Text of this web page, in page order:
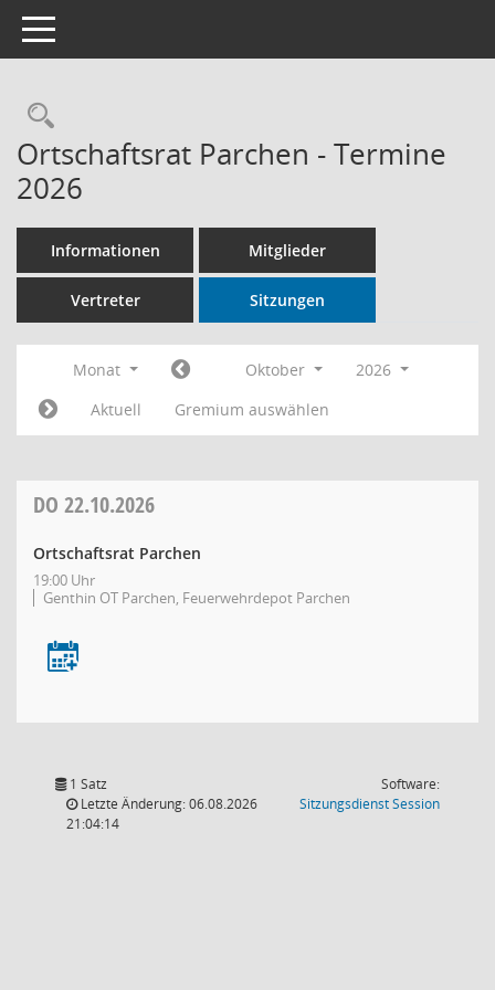
Toggle navigation
Rechercheauswahl
Ortschaftsrat Parchen - Termine
2026
Informationen Mitglieder
Vertreter Sitzungen
Monat Oktober
2026
Aktuell
Gremium auswählen
DO 22.10.2026
Ortschaftsrat Parchen
19:00 Uhr
Genthin OT Parchen, Feuerwehrdepot Parchen
1 Satz
Letzte Änderung: 06.08.2026
21:04:14
Software:
SitzungsdienstSession(Wird in